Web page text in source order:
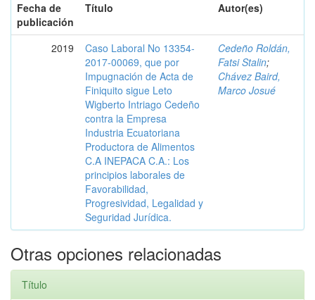
Fecha de
publicación
Título Autor(es)
2019
Caso Laboral No 13354-
2017-00069, que por
Impugnación de Acta de
Finiquito sigue Leto
Wigberto Intriago Cedeño
contra la Empresa
Industria Ecuatoriana
Productora de Alimentos
C.A INEPACA C.A.: Los
principios laborales de
Favorabilidad,
Progresividad, Legalidad y
Seguridad Jurídica.
Cedeño Roldán,
Fatsi Stalin;
Chávez Baird,
Marco Josué
Otras opciones relacionadas
Título